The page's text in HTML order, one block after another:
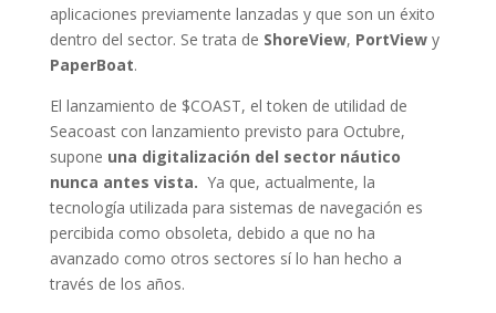
aplicaciones previamente lanzadas y que son un éxito
dentro del sector. Se trata de ShoreView, PortViewy
PaperBoat.
El lanzamiento de $COAST, el token de utilidad de
Seacoast con lanzamiento previsto para Octubre,
supone una digitalización del sector náutico
nunca antes vista. Ya que, actualmente, la
tecnología utilizada para sistemas de navegación es
percibida como obsoleta, debido a que no ha
avanzado como otros sectores sí lo han hecho a
través de los años.